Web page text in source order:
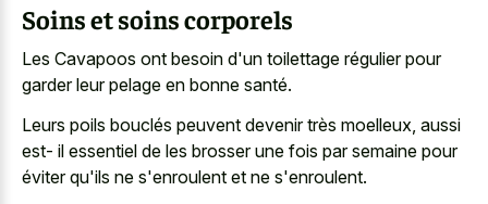
Soins et soins corporels
Les Cavapoos ont besoin d'un toilettage régulier pour
garder leur pelage en bonne santé.
Leurs poils bouclés peuvent devenir très moelleux, aussi
est- il essentiel de les brosser une fois par semaine pour
éviter qu'ils ne s'enroulent et ne s'enroulent.